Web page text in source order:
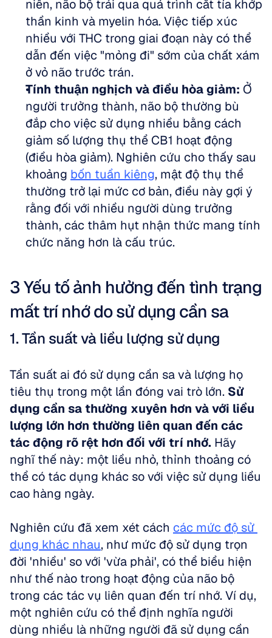
niên, não bộ trải qua quá trình cắt tỉa khớp
thần kinh và myelin hóa. Việc tiếp xúc
nhiều với THC trong giai đoạn này có thể
dẫn đến việc "mỏng đi" sớm của chất xám
ở vỏ não trước trán.
Tính thuận nghịch và điều hòa giảm: Ở
người trưởng thành, não bộ thường bù
đắp cho việc sử dụng nhiều bằng cách
giảm số lượng thụ thể CB1 hoạt động
(điều hòa giảm). Nghiên cứu cho thấy sau
khoảng bốn tuần kiêng, mật độ thụ thể
thường trở lại mức cơ bản, điều này gợi ý
rằng đối với nhiều người dùng trưởng
thành, các thâm hụt nhận thức mang tính
chức năng hơn là cấu trúc.
3 Yếu tố ảnh hưởng đến tình trạng
mất trí nhớ do sử dụng cần sa
1. Tần suất và liều lượng sử dụng
Tần suất ai đó sử dụng cần sa và lượng họ
tiêu thụ trong một lần đóng vai trò lớn. Sử
dụng cần sa thường xuyên hơn và với liều
lượng lớn hơn thường liên quan đến các
tác động rõ rệt hơn đối với trí nhớ. Hãy
nghĩ thế này: một liều nhỏ, thỉnh thoảng có
thể có tác dụng khác so với việc sử dụng liều
cao hàng ngày.
Nghiên cứu đã xem xét cách các mức độ sử
dụng khác nhau, như mức độ sử dụng trọn
đời 'nhiều' so với 'vừa phải', có thể biểu hiện
như thế nào trong hoạt động của não bộ
trong các tác vụ liên quan đến trí nhớ. Ví dụ,
một nghiên cứu có thể định nghĩa người
dùng nhiều là những người đã sử dụng cần